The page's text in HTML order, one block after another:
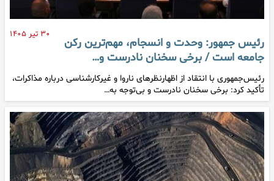
۳۰ تیر ۱۴۰۵
رئیس جمهور: وحدت و انسجام، مهم‌ترین رکن
جامعه است / برخی سخنان نادرست و…
رئیس‌جمهوری با انتقاد از اظهارنظرهای ناروا و غیرکارشناسی درباره مذاکرات،
تأکید کرد: برخی سخنان نادرست و بی‌توجه به…